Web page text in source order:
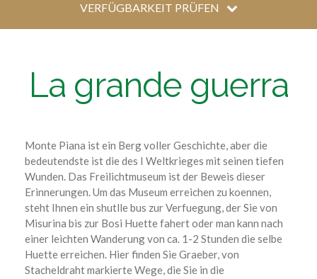
VERFÜGBARKEIT PRÜFEN
La grande guerra
Monte Piana ist ein Berg voller Geschichte, aber die
bedeutendste ist die des I Weltkrieges mit seinen tiefen
Wunden. Das Freilichtmuseum ist der Beweis dieser
Erinnerungen. Um das Museum erreichen zu koennen,
steht Ihnen ein shutlle bus zur Verfuegung, der Sie von
Misurina bis zur Bosi Huette fahert oder man kann nach
einer leichten Wanderung von ca. 1-2 Stunden die selbe
Huette erreichen. Hier finden Sie Graeber, von
Stacheldraht markierte Wege, die Sie in die